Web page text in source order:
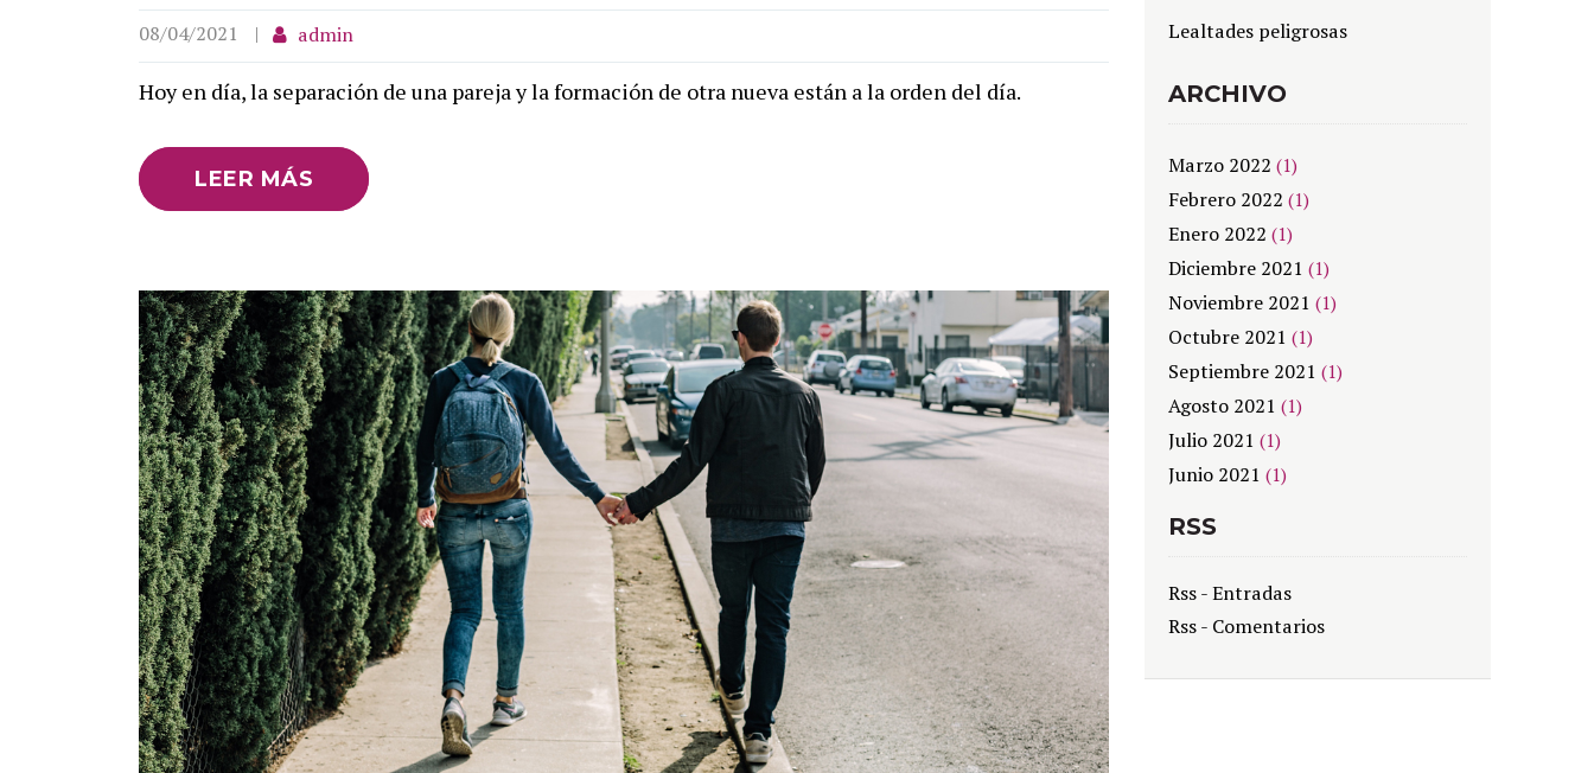
08/04/2021 admin
Hoy en día, la separación de una pareja y la formación de otra nueva están a la orden del día.
LEER MÁS
Lealtades peligrosas
ARCHIVO
Marzo 2022 (1)
Febrero 2022 (1)
Enero 2022 (1)
Diciembre 2021 (1)
Noviembre 2021 (1)
Octubre 2021 (1)
Septiembre 2021 (1)
Agosto 2021 (1)
Julio 2021 (1)
Junio 2021 (1)
RSS
Rss - Entradas
Rss - Comentarios